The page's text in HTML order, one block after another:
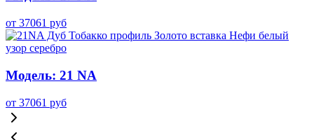
от 37061 руб
Модель: 21 NA
от 37061 руб